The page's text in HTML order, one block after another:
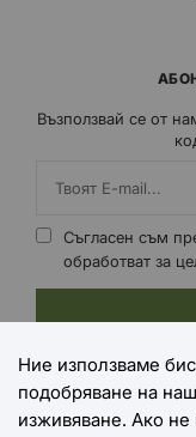
Възползвай се от
Съгласен съм
обработват за
Ние използваме
подобряване на
изживяване. Ако